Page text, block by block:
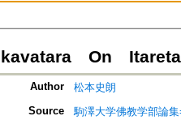
On
Author
松本史朗
Source
駒澤大学佛教学部論